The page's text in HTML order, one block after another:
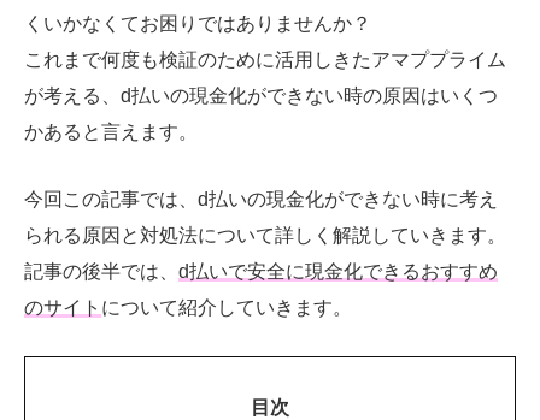
くいかなくてお困りではありませんか？
これまで何度も検証のために活用しきたアマププライム
が考える、d払いの現金化ができない時の原因はいくつ
かあると言えます。
今回この記事では、d払いの現金化ができない時に考え
られる原因と対処法について詳しく解説していきます。
記事の後半では、 d払いで安全に現金化できるおすすめ
のサイト について紹介していきます。
目次